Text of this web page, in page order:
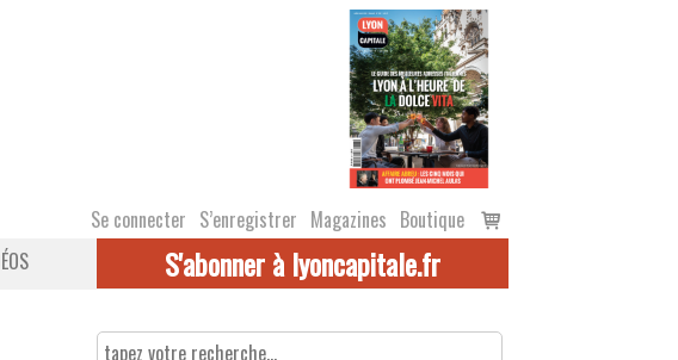
Se connecter S’enregistrer Magazines Boutique
Voir
le
S'abonner à lyoncapitale.fr